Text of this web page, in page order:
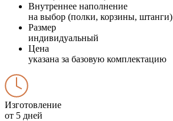
Внутреннее наполнение
на выбор (полки, корзины, штанги)
Размер
индивидуальный
Цена
указана за базовую комплектацию
Изготовление
от 5 дней